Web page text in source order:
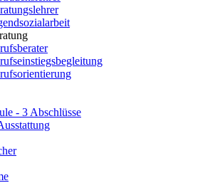
- 3 Abschlüsse